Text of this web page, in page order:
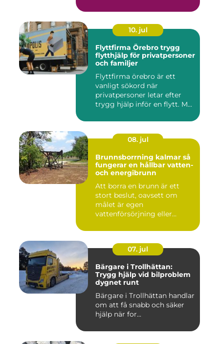
10. jul
Flyttfirma Örebro trygg
flytthjälp för privatpersoner
och familjer
Flyttfirma örebro är ett
vanligt sökord när
privatpersoner letar efter
trygg hjälp inför en flytt. M...
08. jul
Brunnsborrning kalmar så
fungerar en hållbar vatten-
och energibrunn
Att borra en brunn är ett
stort beslut, oavsett om
målet är egen
vattenförsörjning eller
07. jul
Bärgare i Trollhättan:
Trygg hjälp vid bilproblem
dygnet runt
Bärgare i Trollhättan handlar
om att få snabb och säker
hjälp när for...